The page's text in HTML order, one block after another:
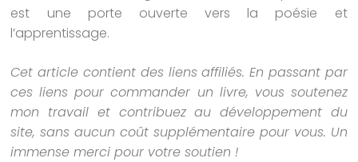
est une porte ouverte vers la poésie et
l’apprentissage.
Cet article contient des liens affiliés. En passant par
ces liens pour commander un livre, vous soutenez
mon travail et contribuez au développement du
site, sans aucun coût supplémentaire pour vous. Un
immense merci pour votre soutien !